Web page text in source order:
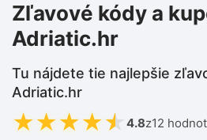
Zľavové kódy a
Adriatic.hr
Tu nájdete tie najlepšie
Adriatic.hr
★★★★★ 4.8z12